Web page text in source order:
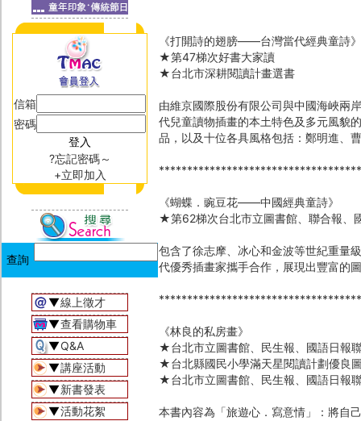
信箱
密碼
?忘記密碼～
+立即加入
▼線上徵才
▼查看購物車
▼Q&A
▼講座活動
▼新書發表
▼活動花絮
《打開詩的翅膀——台灣當代經典童詩》
★第47梯次好書大家讀
★台北市深耕閱讀計畫選書
由維京國際股份有限公司與中國海峽兩
代兒童讀物插畫的本土特色及多元風貌
品，以及十位各具風格包括：鄭明進、
《蝴蝶．豌豆花——中國經典童詩》
★第62梯次台北市立圖書館、聯合報、
包含了徐志摩、冰心和金波等世紀重量
代優秀插畫家攜手合作，展現出豐富的
《林良的私房畫》
★台北市立圖書館、民生報、國語日報
★台北縣國民小學滿天星閱讀計劃優良
★台北市立圖書館、民生報、國語日報
本書內容為「旅遊心．寫意情」：將自